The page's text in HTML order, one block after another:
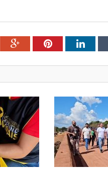
Google+Pinterest